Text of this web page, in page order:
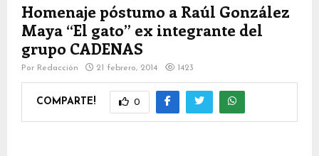
Homenaje póstumo a Raúl González
Maya “El gato” ex integrante del
grupo CADENAS
Por Redacción 21 febrero, 2014 1423
COMPARTE! 0